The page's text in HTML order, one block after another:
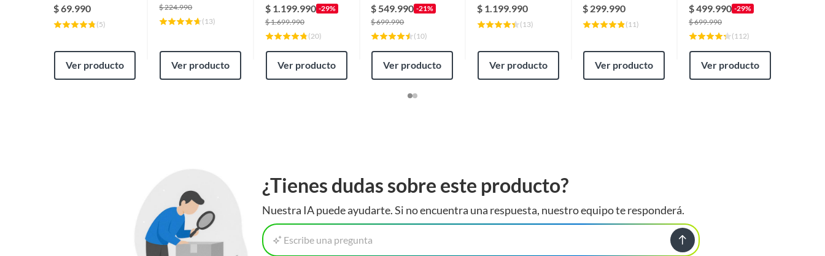
72x39x46 cm
$69.990
(5)
Ver producto
$224.990
( 13)
Ver producto
$ 1.199.990 -29%
$1.699.990
(20)
Ver producto
$ 549.990 -21%
$699.990
( 10)
Ver producto
$ 1.199.990
( 13)
Ver producto
Crudo
$ 299.990
( 11)
Ver producto
$499.990 -29%
$699.990
( 112)
Ver producto
¿Tienes dudas sobre este producto?
Nuestra IA puede ayudarte. Si no encuentra una respuesta, nuestro equipo te responderá.
Escribe una pregunta